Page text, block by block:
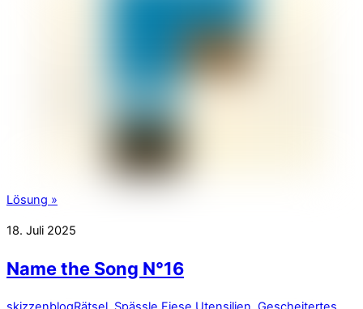
Lösung »
18. Juli 2025
Name the Song N°16